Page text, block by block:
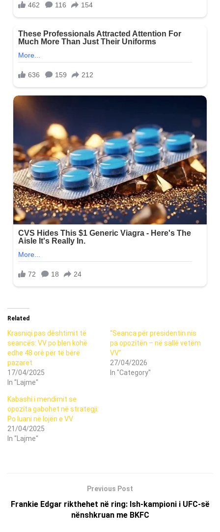
Related
Krasniqi pas dështimit të
seancës: VV po blen kohë
edhe 48 orë për të bërë
pazaret
17/04/2025
In "Lajme"
“Seanca për presidentin nis
pa opozitën – në sallë vetëm
VV”
27/04/2026
In "Category"
Kabashi i mendimit se
opozita gabohet në strategji:
Po luani në lojën e VV
21/04/2025
In "Lajme"
Previous Post
Frankie Edgar rikthehet në ring: Ish-kampioni i UFC-së
nënshkruan me BKFC